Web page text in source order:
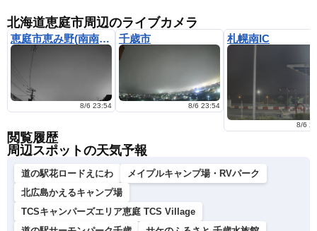
北海道恵庭市周辺のライブカメラ
恵庭市恵み野(南南西の空)
8/6 23:54
千歳市
8/6 23:54
札幌南IC
8/6
閲覧履歴
周辺スポットの天気予報
道の駅花ロードえにわ
メイプルキャンプ場・RVパーク
北広島かえるキャンプ場
TCSキャンパーズエリア恵庭 TCS Village